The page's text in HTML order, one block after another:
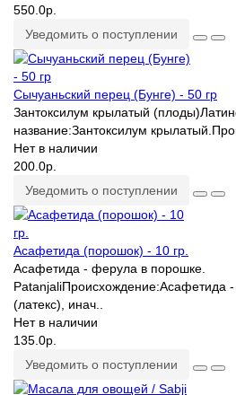
550.0р.
Уведомить о поступлении
Сычуаньский перец (Бунге) - 50 гр
Зантоксилум крылатый
название:Зантоксилум
Нет в наличии
200.0р.
Уведомить о поступлении
Асафетида (порошок) - 10 гр.
Асафетида - ферула в порошке.
PatanjaliПроисхождение:Асафетида
(латекс), инач..
Нет в наличии
135.0р.
Уведомить о поступлении